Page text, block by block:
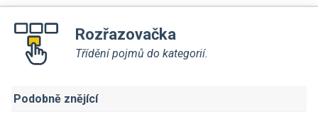
Rozřazovačka
Třídění pojmů do kategorií.
Podobně znějící